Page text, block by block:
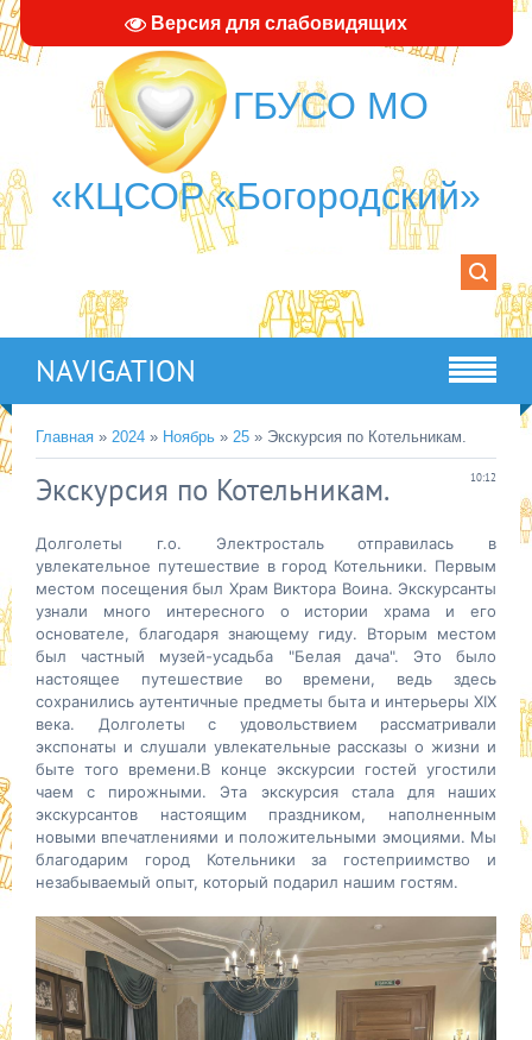
Версия для слабовидящих
ГБУСО МО
«КЦСОР «Богородский»
NAVIGATION
Главная » 2024 » Ноябрь » 25 » Экскурсия по Котельникам.
10:12
Экскурсия по Котельникам.
Долголеты г.о. Электросталь отправилась в
увлекательное путешествие в город Котельники. Первым
местом посещения был Храм Виктора Воина. Экскурсанты
узнали много интересного о истории храма и его
основателе, благодаря знающему гиду. Вторым местом
был частный музей-усадьба "Белая дача". Это было
настоящее путешествие во времени, ведь здесь
сохранились аутентичные предметы быта и интерьеры XIX
века. Долголеты с удовольствием рассматривали
экспонаты и слушали увлекательные рассказы о жизни и
быте того времени.В конце экскурсии гостей угостили
чаем с пирожными. Эта экскурсия стала для наших
экскурсантов настоящим праздником, наполненным
новыми впечатлениями и положительными эмоциями. Мы
благодарим город Котельники за гостеприимство и
незабываемый опыт, который подарил нашим гостям.